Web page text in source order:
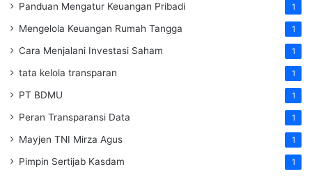
Panduan Mengatur Keuangan Pribadi 1
Mengelola Keuangan Rumah Tangga 1
Cara Menjalani Investasi Saham 1
tata kelola transparan 1
PT BDMU 1
Peran Transparansi Data 1
Mayjen TNI Mirza Agus 1
Pimpin Sertijab Kasdam 1